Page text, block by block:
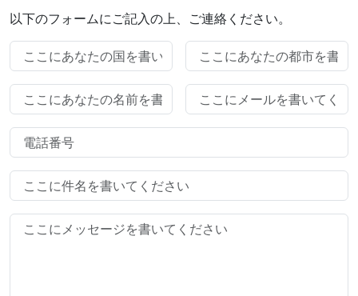
以下のフォームにご記入の上、ご連絡ください。